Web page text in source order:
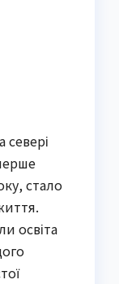
стало
освіта